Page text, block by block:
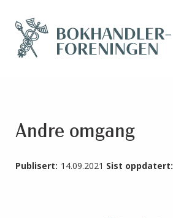
Andre omgang
Publisert: 14.09.2021 Sist oppdatert: